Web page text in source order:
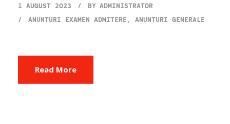
1 AUGUST 2023 BY ADMINISTRATOR
ANUNȚURI EXAMEN ADMITERE , ANUNȚURI GENERALE
Read More